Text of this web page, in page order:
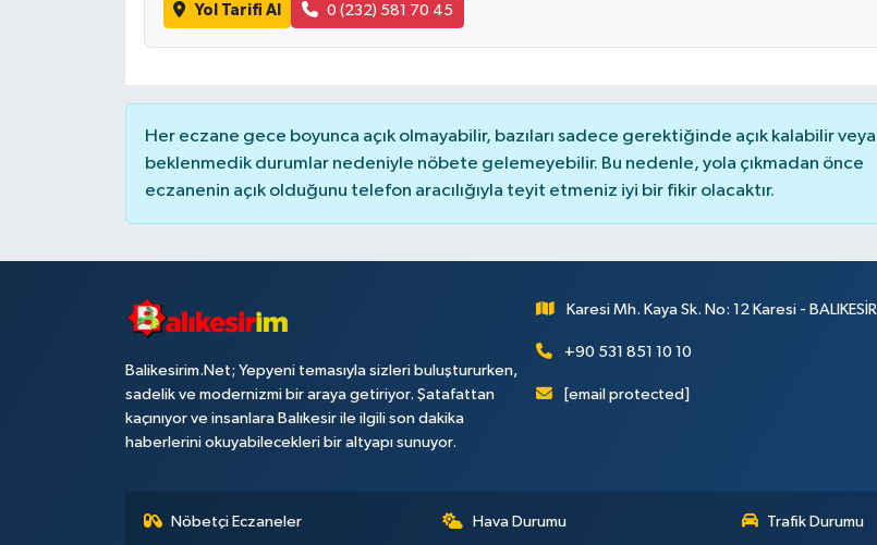
Yol Tarifi Al 0 (232) 581 70 45
Her eczane gece boyunca açık olmayabilir, bazıları sadece gerektiğinde açık kalabilir veya
beklenmedik durumlar nedeniyle nöbete gelemeyebilir. Bu nedenle, yola çıkmadan önce
eczanenin açık olduğunu telefon aracılığıyla teyit etmeniz iyi bir fikir olacaktır.
Balikesirim.Net; Yepyeni temasıyla sizleri buluştururken,
sadelik ve modernizmi bir araya getiriyor. Şatafattan
kaçınıyor ve insanlara Balıkesir ile ilgili son dakika
haberlerini okuyabilecekleri bir altyapı sunuyor.
Karesi Mh. Kaya Sk. No: 12 Karesi - BALIKESİR
+90 531 851 10 10
[email protected]
Nöbetçi Eczaneler Hava Durumu Trafik Durumu